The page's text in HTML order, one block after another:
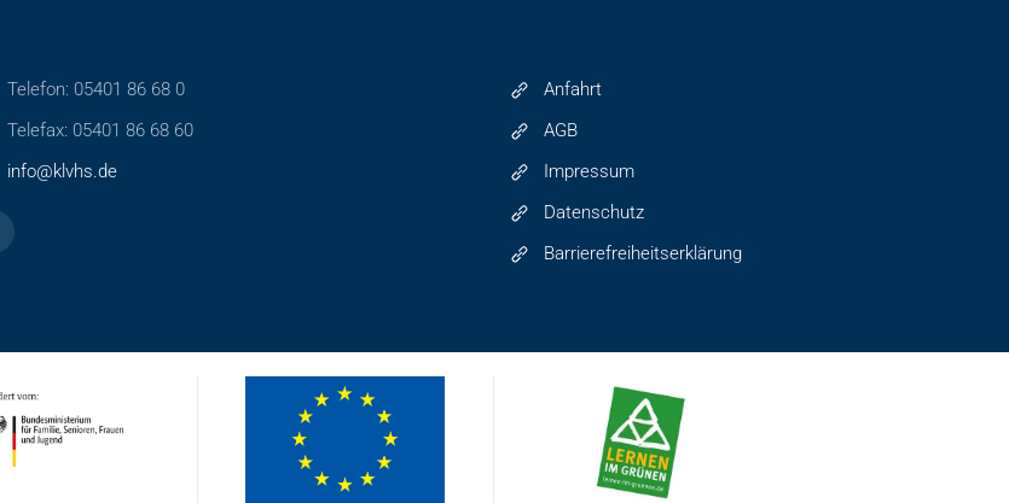
Telefon: 05401 86 68 0
Telefax: 05401 86 68 60
info@klvhs.de
Anfahrt
AGB
Impressum
Datenschutz
Barrierefreiheitserklärung